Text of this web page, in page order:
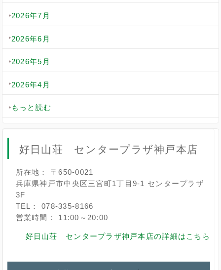
2026年7月
2026年6月
2026年5月
2026年4月
もっと読む
好日山荘 センタープラザ神戸本店
所在地： 〒650-0021
兵庫県神戸市中央区三宮町1丁目9-1 センタープラザ
3F
TEL： 078-335-8166
営業時間： 11:00～20:00
好日山荘 センタープラザ神戸本店の詳細はこちら